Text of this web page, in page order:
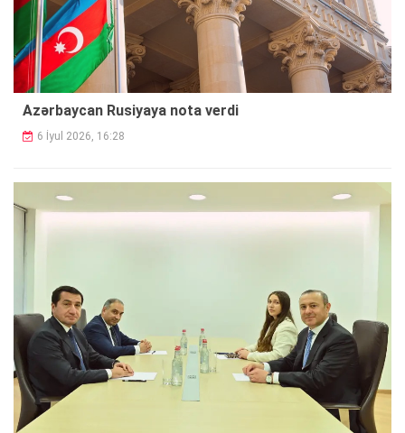
Azərbaycan Rusiyaya nota verdi
6 İyul 2026, 16:28